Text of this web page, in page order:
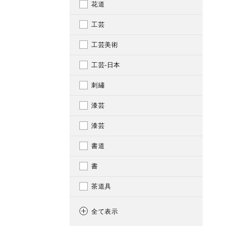
1977
1978
1979
1980
1981
1982
1983
1984
1985
1986
1987
501
花道
工芸
工芸美術
工芸-日本
刺繡
漆芸
漆芸
書道
書
茶道具
茶道
全て表示